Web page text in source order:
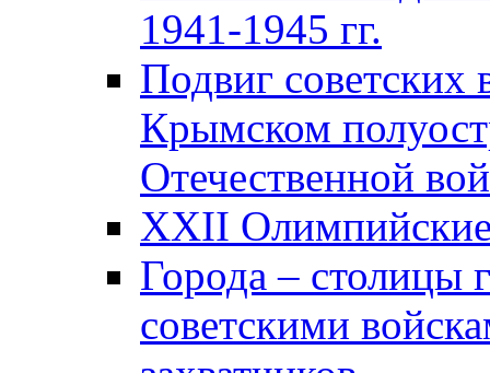
1941-1945 гг.
Подвиг советских
Крымском
Отечественной
XXII
Города – столицы
советскими